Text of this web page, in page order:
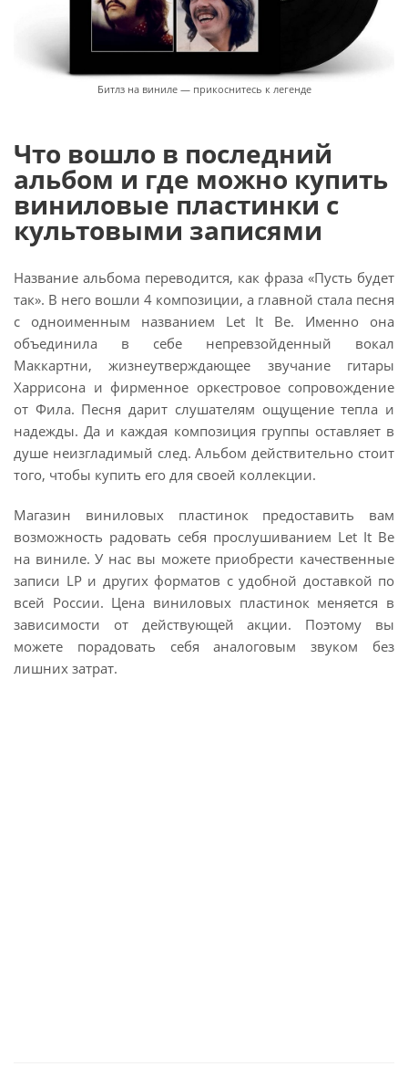
Битлз на виниле — прикоснитесь к легенде
Что вошло в последний
альбом и где можно купить
виниловые пластинки с
культовыми записями
Название альбома переводится, как фраза «Пусть будет
так». В него вошли 4 композиции, а главной стала песня
с одноименным названием Let It Be. Именно она
объединила в себе непревзойденный вокал
Маккартни, жизнеутверждающее звучание гитары
Харрисона и фирменное оркестровое сопровождение
от Фила. Песня дарит слушателям ощущение тепла и
надежды. Да и каждая композиция группы оставляет в
душе неизгладимый след. Альбом действительно стоит
того, чтобы купить его для своей коллекции.
Магазин виниловых пластинок предоставить вам
возможность радовать себя прослушиванием Let It Be
на виниле. У нас вы можете приобрести качественные
записи LP и других форматов с удобной доставкой по
всей России. Цена виниловых пластинок меняется в
зависимости от действующей акции. Поэтому вы
можете порадовать себя аналоговым звуком без
лишних затрат.